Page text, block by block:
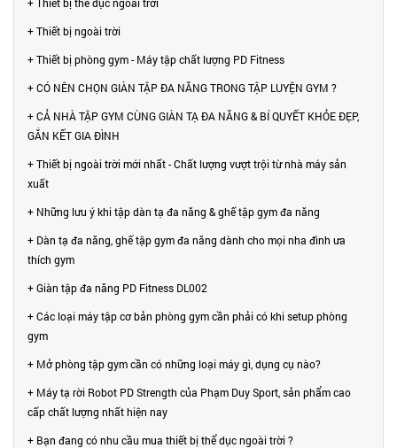
+ Thiết bị ngoài trời
+ Thiết bị phòng gym - Máy tập chất lượng PD Fitness
+ CÓ NÊN CHỌN GIÀN TẬP ĐA NĂNG TRONG TẬP LUYỆN GYM ?
+ CẢ NHÀ TẬP GYM CÙNG GIÀN TẠ ĐA NĂNG & BÍ QUYẾT KHỎE ĐẸP,
GẮN KẾT GIA ĐÌNH
+ Thiết bị ngoài trời mới nhất - Chất lượng vượt trội từ nhà máy sản
xuất
+ Những lưu ý khi tập dàn tạ đa năng & ghế tập gym đa năng
+ Dàn tạ đa năng, ghế tập gym đa năng dành cho mọi nha đình ưa
thích gym
+ Giàn tập đa năng PD Fitness DL002
+ Các loại máy tập cơ bản phòng gym cần phải có khi setup phòng
gym
+ Mở phòng tập gym cần có những loại máy gì, dụng cụ nào?
+ Máy tạ rời Robot PD Strength của Phạm Duy Sport, sản phẩm cao
cấp chất lượng nhất hiện nay
+ Bạn đang có nhu cầu mua thiết bị thể dục ngoài trời ?